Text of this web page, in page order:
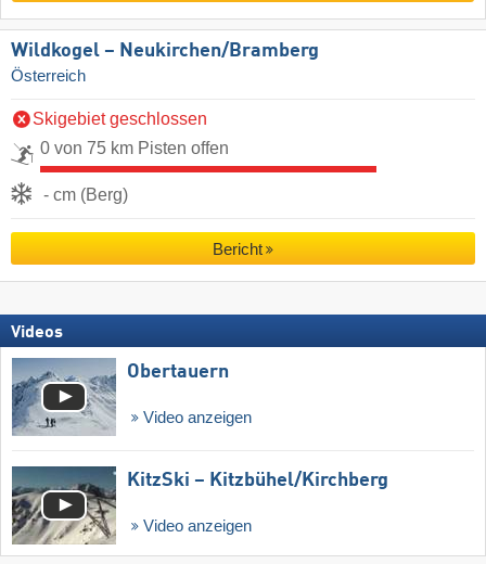
Wildkogel – Neukirchen/​Bramberg
Österreich
Skigebiet geschlossen
0 von 75 km Pisten offen
- cm (Berg)
Bericht
Videos
Obertauern
Video anzeigen
KitzSki – Kitzbühel/​Kirchberg
Video anzeigen